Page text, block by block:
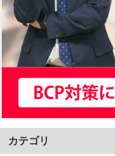
カテゴリ